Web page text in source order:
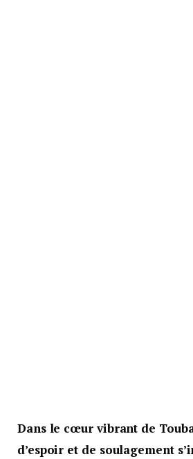
Dans le cœur vibrant de
d’espoir et de soulagement